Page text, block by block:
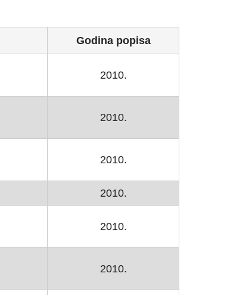
Godina popisa
2010.
2010.
2010.
2010.
2010.
2010.